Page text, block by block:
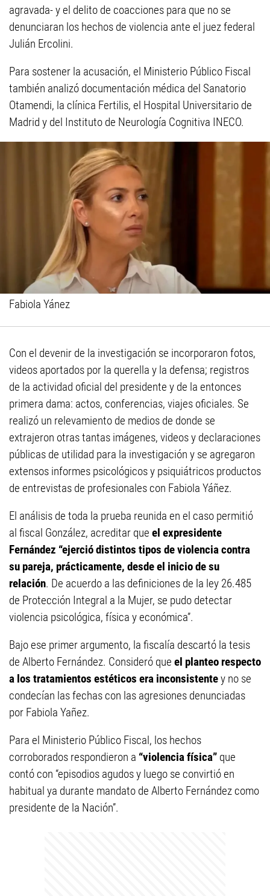
agravada- y el delito de coacciones para que no se
denunciaran los hechos de violencia ante el juez federal
Julián Ercolini.
Para sostener la acusación, el Ministerio Público Fiscal
también analizó documentación médica del Sanatorio
Otamendi, la clínica Fertilis, el Hospital Universitario de
Madrid y del Instituto de Neurología Cognitiva INECO.
Fabiola Yánez
Con el devenir de la investigación se incorporaron fotos,
videos aportados por la querella y la defensa; registros
de la actividad oficial del presidente y de la entonces
primera dama: actos, conferencias, viajes oficiales. Se
realizó un relevamiento de medios de donde se
extrajeron otras tantas imágenes, videos y declaraciones
públicas de utilidad para la investigación y se agregaron
extensos informes psicológicos y psiquiátricos productos
de entrevistas de profesionales con Fabiola Yáñez.
El análisis de toda la prueba reunida en el caso permitió
al fiscal González, acreditar que el expresidente
Fernández “ejerció distintos tipos de violencia contra
su pareja, prácticamente, desde el inicio de su
relación. De acuerdo a las definiciones de la ley 26.485
de Protección Integral a la Mujer, se pudo detectar
violencia psicológica, física y económica”.
Bajo ese primer argumento, la fiscalía descartó la tesis
de Alberto Fernández. Consideró que el planteo respecto
a los tratamientos estéticos era inconsistentey no se
condecían las fechas con las agresiones denunciadas
por Fabiola Yañez.
Para el Ministerio Público Fiscal, los hechos
corroborados respondieron a “violencia física” que
contó con “episodios agudos y luego se convirtió en
habitual ya durante mandato de Alberto Fernández como
presidente de la Nación”.